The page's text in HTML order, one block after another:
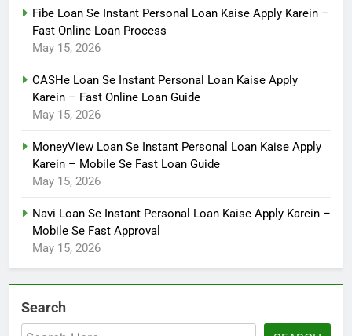
Fibe Loan Se Instant Personal Loan Kaise Apply Karein –
Fast Online Loan Process
May 15, 2026
CASHe Loan Se Instant Personal Loan Kaise Apply
Karein – Fast Online Loan Guide
May 15, 2026
MoneyView Loan Se Instant Personal Loan Kaise Apply
Karein – Mobile Se Fast Loan Guide
May 15, 2026
Navi Loan Se Instant Personal Loan Kaise Apply Karein –
Mobile Se Fast Approval
May 15, 2026
Search